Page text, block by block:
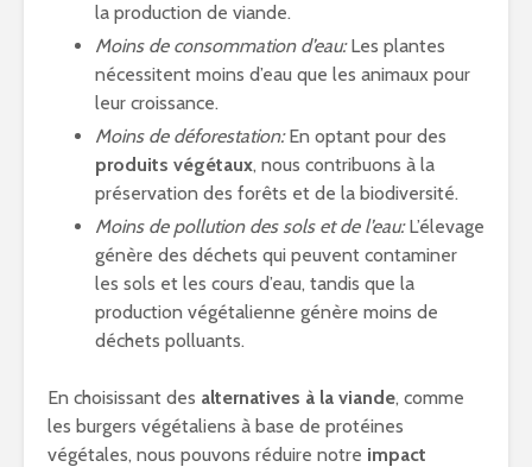
la production de viande.
Moins de consommation d’eau:Les plantes
nécessitent moins d’eau que les animaux pour
leur croissance.
Moins de déforestation:En optant pour des
produits végétaux, nous contribuons à la
préservation des forêts et de la biodiversité.
Moins de pollution des sols et de l’eau:L’élevage
génère des déchets qui peuvent contaminer
les sols et les cours d’eau, tandis que la
production végétalienne génère moins de
déchets polluants.
En choisissant des alternatives à la viande, comme
les burgers végétaliens à base de protéines
végétales, nous pouvons réduire notre impact